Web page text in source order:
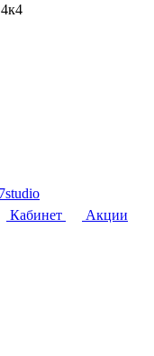
Кабинет
Акции